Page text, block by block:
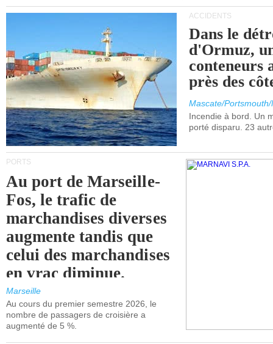
ACCIDENTS
Dans le
d'Ormuz,
conteneurs
près des
Mascate/
Incendie à bord. Un
porté disparu. 23
PORTS
Au port de Marseille-
Fos, le trafic de
marchandises diverses
augmente tandis que
celui des marchandises
en vrac diminue.
Marseille
Au cours du premier semestre 2026, le
nombre de passagers de croisière a
augmenté de 5 %.